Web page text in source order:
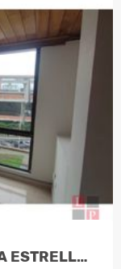
ALQUILER APARTAESTUDIO LA ESTRELLA, MA…